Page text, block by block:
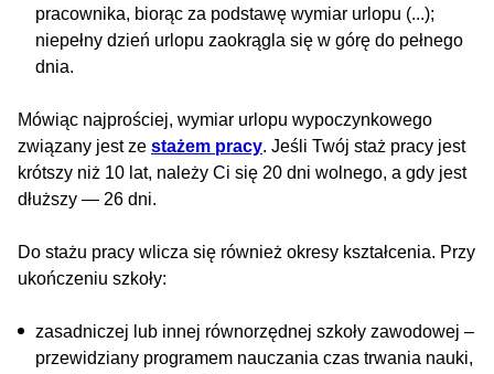
pracownika, biorąc za podstawę wymiar urlopu (...);
niepełny dzień urlopu zaokrągla się w górę do pełnego
dnia.
Mówiąc najprościej, wymiar urlopu wypoczynkowego
związany jest ze stażem pracy. Jeśli Twój staż pracy jest
krótszy niż 10 lat, należy Ci się 20 dni wolnego, a gdy jest
dłuższy — 26 dni.
Do stażu pracy wlicza się również okresy kształcenia. Przy
ukończeniu szkoły:
zasadniczej lub innej równorzędnej szkoły zawodowej –
przewidziany programem nauczania czas trwania nauki,